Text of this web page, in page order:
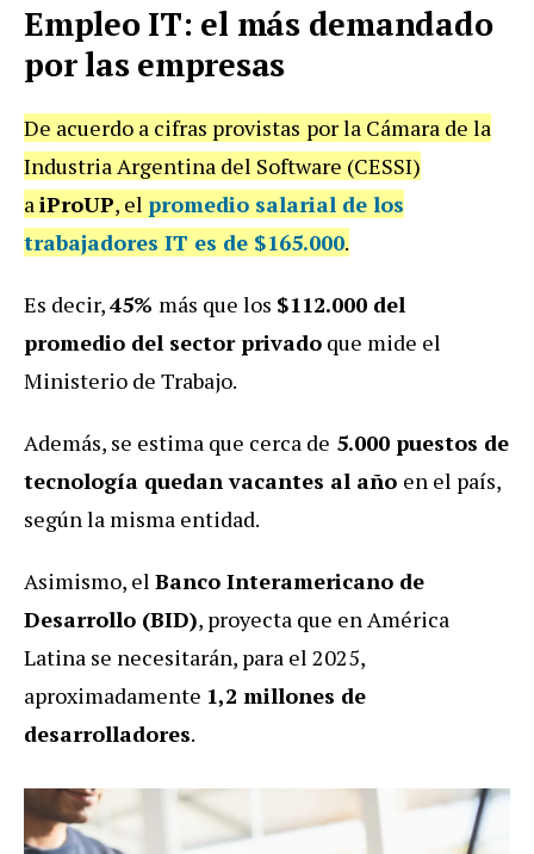
Empleo IT: el más demandado
por las empresas
De acuerdo a cifras provistas por la Cámara de la
Industria Argentina del Software (CESSI)
aiProUP, el promedio salarial de los
trabajadores IT es de $165.000.
Es decir,45% más que los $112.000 del
promedio del sector privado que mide el
Ministerio de Trabajo.
Además, se estima que cerca de 5.000 puestos de
tecnología quedan vacantes al año en el país,
según la misma entidad.
Asimismo, el Banco Interamericano de
Desarrollo (BID), proyecta que en América
Latina se necesitarán, para el 2025,
aproximadamente 1,2 millones de
desarrolladores.